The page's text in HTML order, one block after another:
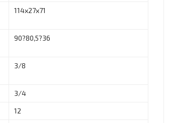
114x27x71
90?80,5?36
3/8
3/4
12